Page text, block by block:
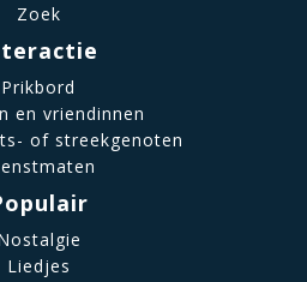
Zoek
Prikbord
en vriendinnen
of streekgenoten
Liedjes